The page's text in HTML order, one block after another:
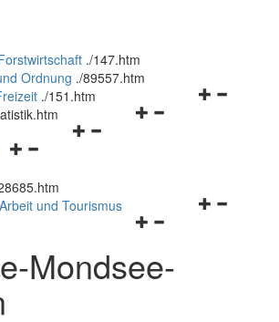
./147.htm
Ordnung ./89557.htm
Navigationsmenü
./151.htm
Navigationsmenü
Navigationsmenü
und
schließen
Navigationsmenü
und
schließen
und Tourismus
Mondsee-